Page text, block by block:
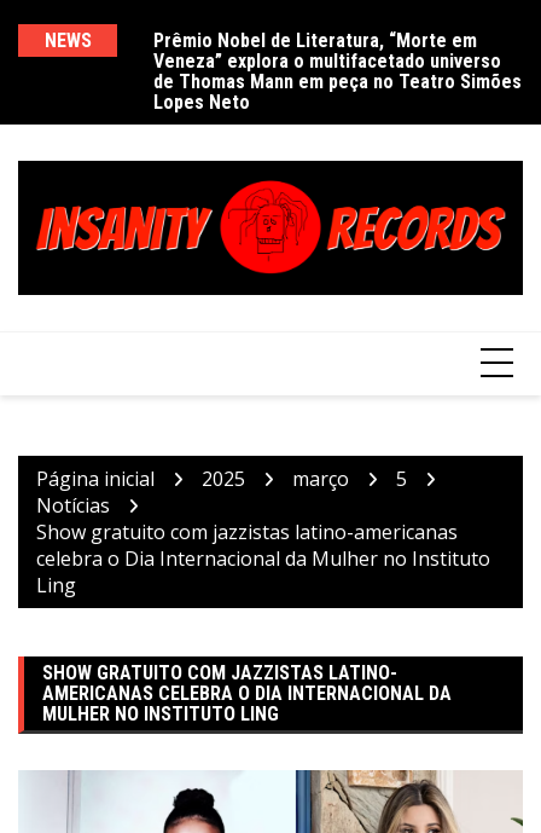
NEWS
Prêmio Nobel de Literatura, “Morte em
Veneza” explora o multifacetado universo
de Thomas Mann em peça no Teatro Simões
Lopes Neto
Página inicial 2025 março
5
Notícias
Show gratuito com jazzistas latino-americanas
celebra o Dia Internacional da Mulher no Instituto
Ling
SHOW GRATUITO COM JAZZISTAS LATINO-
AMERICANAS CELEBRA O DIA INTERNACIONAL DA
MULHER NO INSTITUTO LING